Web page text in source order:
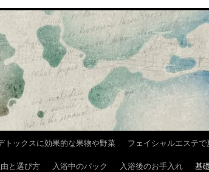
トックスに効果的な果物や野菜
フェイシャルエステ
と選び方 入浴中のパック 入浴後のお手入れ 基